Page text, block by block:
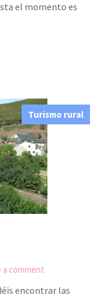
el momento es
Turismo rural
a comment
encontrar las